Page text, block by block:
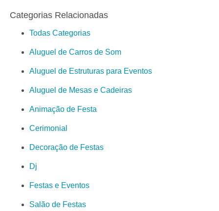
Categorias Relacionadas
Todas Categorias
Aluguel de Carros de Som
Aluguel de Estruturas para Eventos
Aluguel de Mesas e Cadeiras
Animação de Festa
Cerimonial
Decoração de Festas
Dj
Festas e Eventos
Salão de Festas